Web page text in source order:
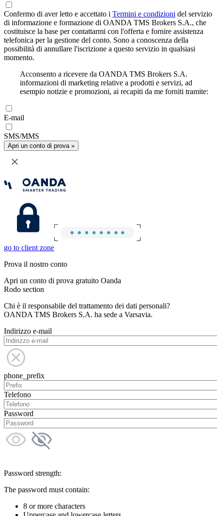
Confermo di aver letto e accettato i Termini e condizioni del servizio
di informazione e formazione di OANDA TMS Brokers S.A., che
costituisce la base per contattarmi con l'offerta e fornire assistenza
telefonica per la gestione del conto. Sono a conoscenza della
possibilità di annullare l'iscrizione a questo servizio in qualsiasi
momento.
Acconsento a ricevere da OANDA TMS Brokers S.A.
informazioni di marketing relative a prodotti e servizi, ad
esempio notizie e promozioni, ai recapiti da me forniti tramite:
E-mail
SMS/MMS
Apri un conto di prova »
go to client zone
Prova il nostro conto
Apri un conto di prova gratuito Oanda
Rodo section
Chi è il responsabile del trattamento dei dati personali?
OANDA TMS Brokers S.A. ha sede a Varsavia.
Indirizzo e-mail
phone_prefix
Telefono
Password
Password strength:
The password must contain:
8 or more characters